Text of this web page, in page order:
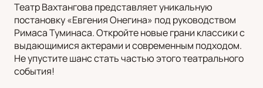
Театр Вахтангова представляет уникальную
постановку «Евгения Онегина» под руководством
Римаса Туминаса. Откройте новые грани классики с
выдающимися актерами и современным подходом.
Не упустите шанс стать частью этого театрального
события!